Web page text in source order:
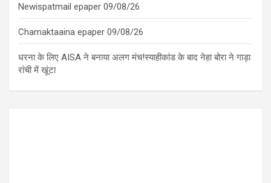
Newispatmail epaper 09/08/26
Chamaktaaina epaper 09/08/26
धरना के लिए AISA ने बनाया अलग मंच!स्याहीकांड के बाद नेहा बोरा ने गाड़ा
रांची में खूंटा